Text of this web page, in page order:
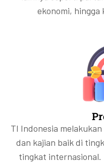
ekonomi,
TI Indonesia
dan kajian baik di
tingkat internasional.